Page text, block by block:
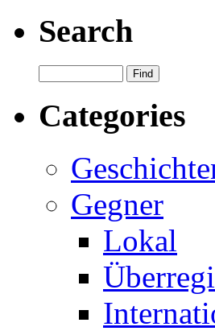
Search
Categories
Gegner
Lokal